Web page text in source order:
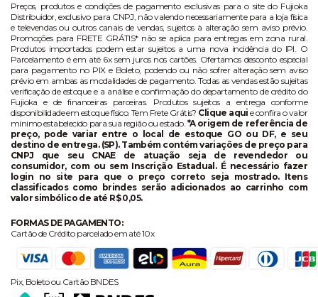
Preços, produtos e condições de pagamento exclusivas para o site do Fujioka
Distribuidor, exclusivo para CNPJ, não valendo necessariamente para a loja física
e televendas ou outros canais de vendas, sujeitos à alteração sem aviso prévio.
Promoções para FRETE GRÁTIS* não se aplica para entregas em zona rural.
Produtos importados podem estar sujeitos a uma nova incidência do IPI. O
Parcelamento é em até 6x sem juros nos cartões. Ofertamos desconto especial
para pagamento no PIX e Boleto, podendo ou não sofrer alteração sem aviso
prévio em ambas as modalidades de pagamento. Todas as vendas estão sujeitas
verificação de estoque e a análise e confirmação do departamento de crédito do
Fujioka e de financeiras parceiras. Produtos sujeitos a entrega conforme
disponibilidade em estoque físico. Tem Frete Grátis? Clique aqui e confira o valor
mínimo estabelecido para sua região ou estado. *A origem de referência de
preço, pode variar entre o local de estoque GO ou DF, e seu
destino de entrega. (SP). Também contém variações de preço para
CNPJ que seu CNAE de atuação seja de revendedor ou
consumidor, com ou sem Inscrição Estadual. É necessário fazer
login no site para que o preço correto seja mostrado. Itens
classificados como brindes serão adicionados ao carrinho com
valor simbólico de até R$ 0,05.
FORMAS DE PAGAMENTO:
Cartão de Crédito parcelado em até 10x
Pix, Boleto ou Cartão BNDES